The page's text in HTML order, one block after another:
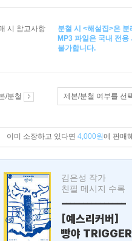
시 참고사항
분철 시 <해설집>은
MP3 파일은 국내 전용
불가합니다.
/분철 제본/분철 여부를 선
이미 소장하고 있다면 4,000원에 판매
김은성 작가
친필 메시지 수록
---------------
[예스리커버]
빵야 TRIGGER